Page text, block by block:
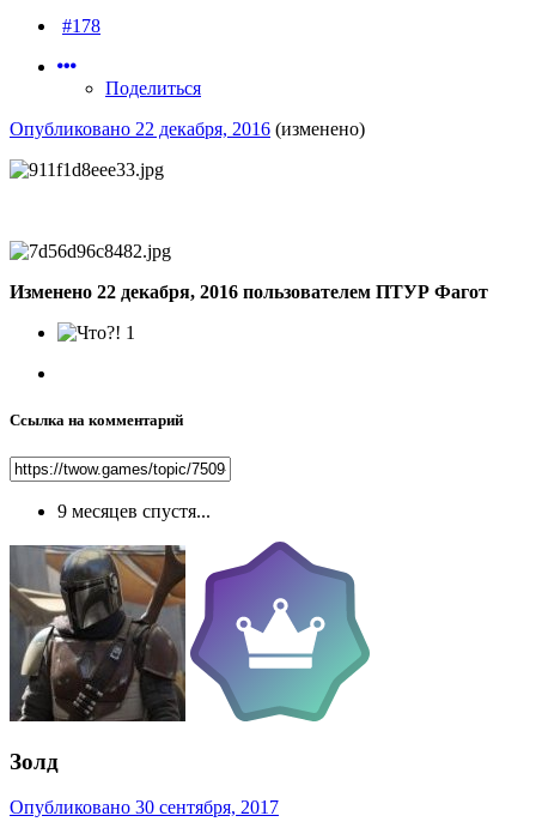
#178
Поделиться
Опубликовано 22 декабря, 2016 (изменено)
Изменено 22 декабря, 2016 пользователем ПТУР Фагот
1
Ссылка на комментарий
9 месяцев спустя...
Золд
Опубликовано 30 сентября, 2017